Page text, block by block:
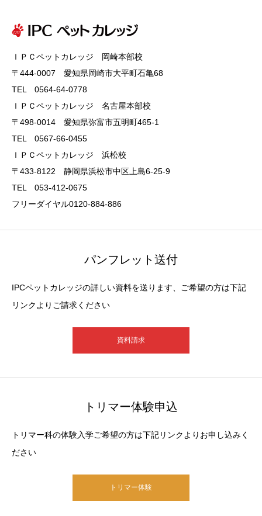
ＩＰＣペットカレッジ 岡崎本部校
〒444-0007 愛知県岡崎市大平町石亀68
TEL 0564-64-0778
ＩＰＣペットカレッジ 名古屋本部校
〒498-0014 愛知県弥富市五明町465-1
TEL 0567-66-0455
ＩＰＣペットカレッジ 浜松校
〒433-8122 静岡県浜松市中区上島6-25-9
TEL 053-412-0675
フリーダイヤル0120-884-886
パンフレット送付
IPCペットカレッジの詳しい資料を送ります、ご希望の方は下記
リンクよりご請求ください
資料請求
トリマー体験申込
トリマー科の体験入学ご希望の方は下記リンクよりお申し込みく
ださい
トリマー体験